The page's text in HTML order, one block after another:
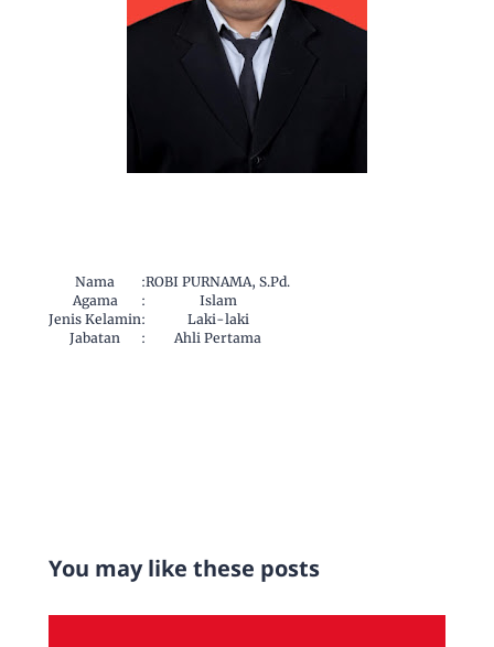
Nama :ROBI PURNAMA, S.Pd.
Agama
:
Islam
Jenis Kelamin:
Laki-laki
Jabatan
: Ahli Pertama
You may like these posts